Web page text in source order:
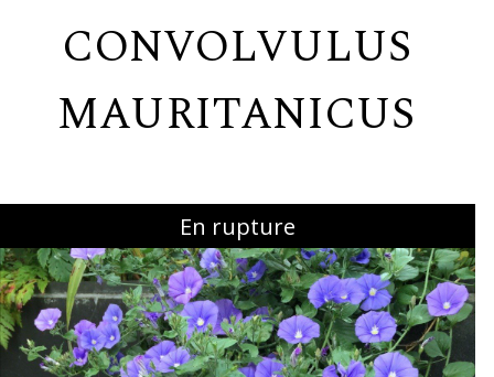
CONVOLVULUS
MAURITANICUS
En rupture